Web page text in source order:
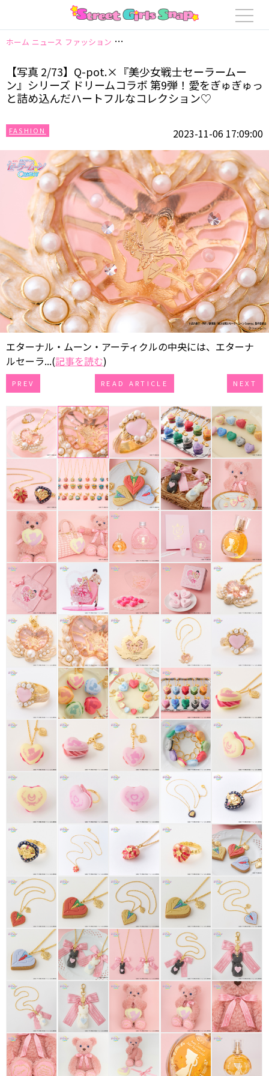
ホーム ニュース ファッション 【写真 2/73】Q-pot.×『美少女戦士セーラ
【写真 2/73】Q-pot.×『美少女戦士セーラームー
ン』シリーズ ドリームコラボ 第9弾！愛をぎゅぎゅっ
と詰め込んだハートフルなコレクション♡
FASHION 2023-11-06 17:09:00
エターナル・ムーン・アーティクルの中央には、エターナ
ルセーラ...(記事を読む)
PREV READ ARTICLE NEXT